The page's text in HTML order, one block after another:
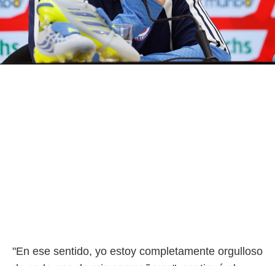
"En ese sentido, yo estoy completamente orgulloso